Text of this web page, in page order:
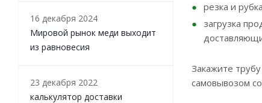
резка и
загрузка
Закажите
самовывозом
16 декабря 2024
Мировой рынок меди выходит
из равновесия
23 декабря 2022
калькулятор доставки